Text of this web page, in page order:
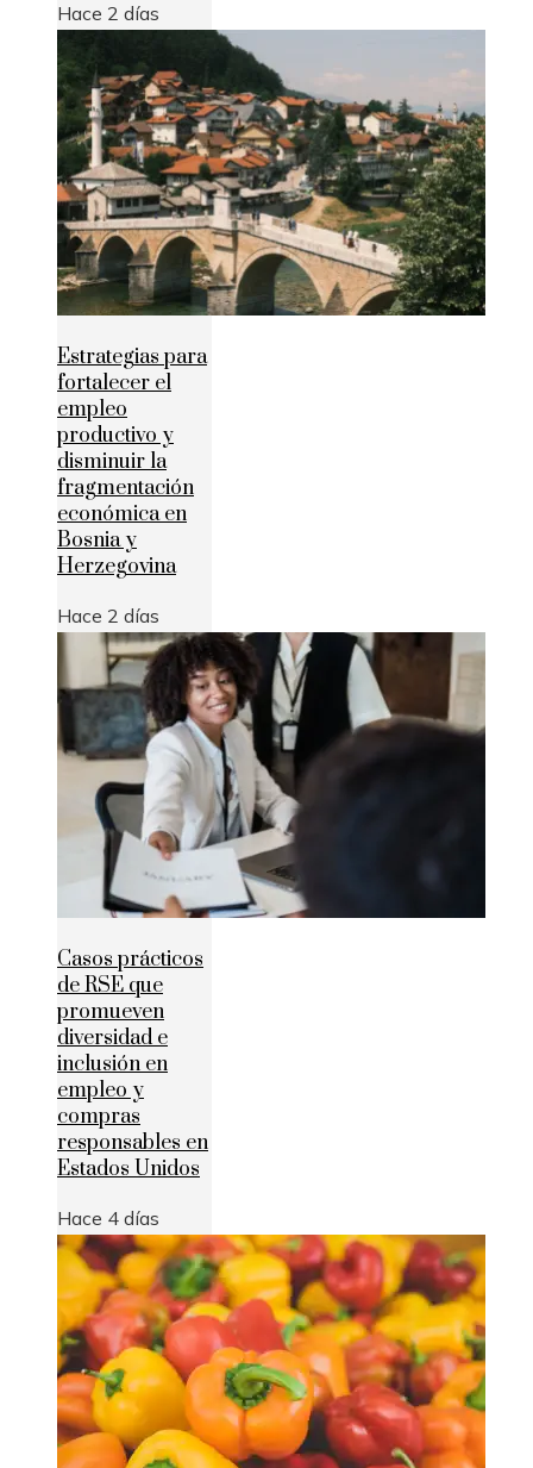
Hace 2 días
Estrategias para
fortalecer el
empleo
productivo y
disminuir la
fragmentación
económica en
Bosnia y
Herzegovina
Hace 2 días
Casos prácticos
de RSE que
promueven
diversidad e
inclusión en
empleo y
compras
responsables en
Estados Unidos
Hace 4 días